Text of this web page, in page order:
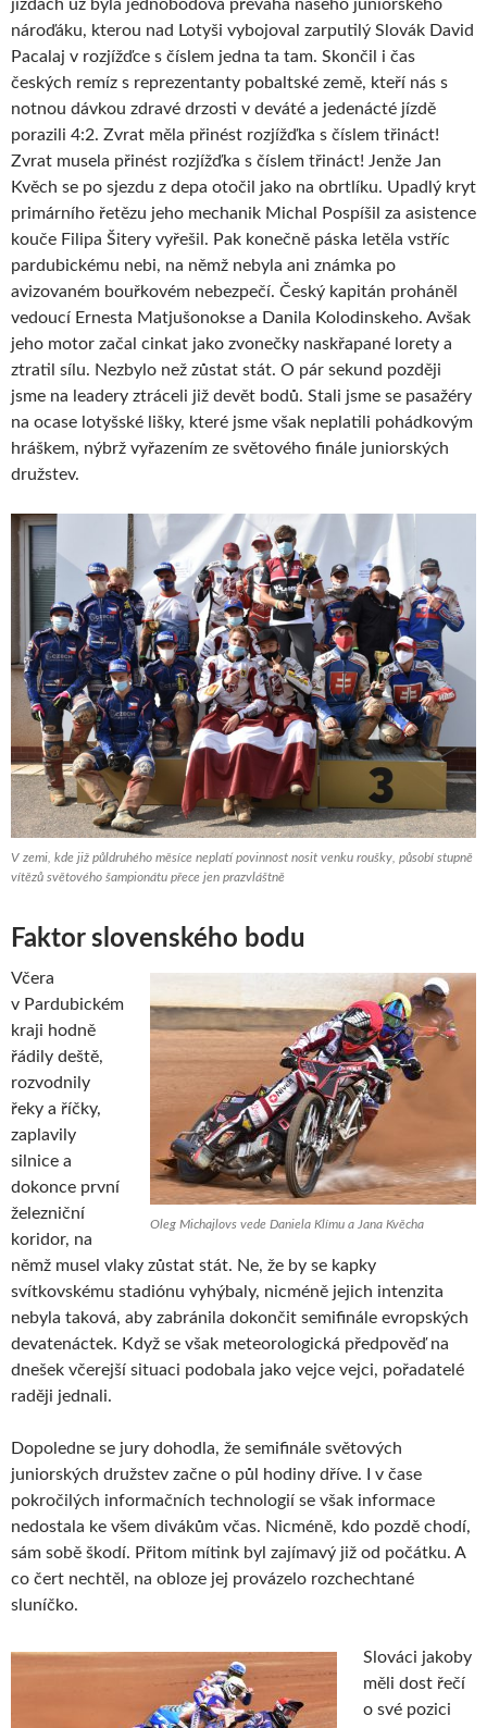
jízdách už byla jednobodová převaha našeho juniorského
nároďáku, kterou nad Lotyši vybojoval zarputilý Slovák David
Pacalaj v rozjížďce s číslem jedna ta tam. Skončil i čas
českých remíz s reprezentanty pobaltské země, kteří nás s
notnou dávkou zdravé drzosti v deváté a jedenácté jízdě
porazili 4:2. Zvrat měla přinést rozjížďka s číslem třináct!
Zvrat musela přinést rozjížďka s číslem třináct! Jenže Jan
Kvěch se po sjezdu z depa otočil jako na obrtlíku. Upadlý kryt
primárního řetězu jeho mechanik Michal Pospíšil za asistence
kouče Filipa Šitery vyřešil. Pak konečně páska letěla vstříc
pardubickému nebi, na němž nebyla ani známka po
avizovaném bouřkovém nebezpečí. Český kapitán proháněl
vedoucí Ernesta Matjušonokse a Danila Kolodinskeho. Avšak
jeho motor začal cinkat jako zvonečky naskřapané lorety a
ztratil sílu. Nezbylo než zůstat stát. O pár sekund později
jsme na leadery ztráceli již devět bodů. Stali jsme se pasažéry
na ocase lotyšské lišky, které jsme však neplatili pohádkovým
hráškem, nýbrž vyřazením ze světového finále juniorských
družstev.
V zemi, kde již půldruhého měsíce neplatí povinnost nosit venku roušky, působí stupně
vítězů světového šampionátu přece jen prazvláštně
Faktor slovenského bodu
Oleg Michajlovs vede Daniela Klímu a Jana Kvěcha
Včera
v Pardubickém
kraji hodně
řádily deště,
rozvodnily
řeky a říčky,
zaplavily
silnice a
dokonce první
železniční
koridor, na
němž musel vlaky zůstat stát. Ne, že by se kapky
svítkovskému stadiónu vyhýbaly, nicméně jejich intenzita
nebyla taková, aby zabránila dokončit semifinále evropských
devatenáctek. Když se však meteorologická předpověď na
dnešek včerejší situaci podobala jako vejce vejci, pořadatelé
raději jednali.
Dopoledne se jury dohodla, že semifinále světových
juniorských družstev začne o půl hodiny dříve. I v čase
pokročilých informačních technologií se však informace
nedostala ke všem divákům včas. Nicméně, kdo pozdě chodí,
sám sobě škodí. Přitom mítink byl zajímavý již od počátku. A
co čert nechtěl, na obloze jej provázelo rozchechtané
sluníčko.
Slováci jakoby
měli dost řečí
o své pozici